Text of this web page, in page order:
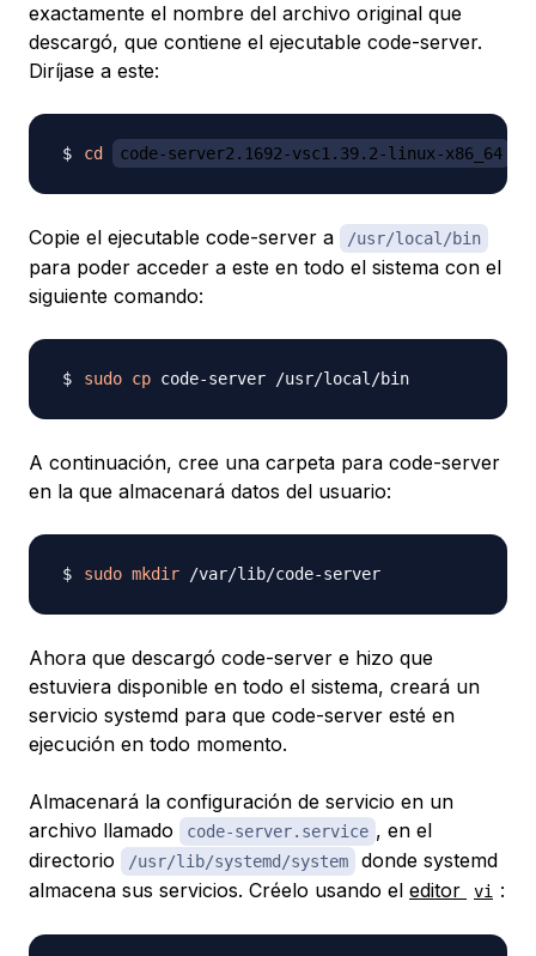
exactamente el nombre del archivo original que
descargó, que contiene el ejecutable code-server.
Diríjase a este:
cd code-server2.1692-vsc1.39.2-linux-x86_64
Copie el ejecutable code-server a /usr/local/bin
para poder acceder a este en todo el sistema con el
siguiente comando:
sudo cp
A continuación, cree una carpeta para code-server
en la que almacenará datos del usuario:
sudo mkdir
Ahora que descargó code-server e hizo que
estuviera disponible en todo el sistema, creará un
servicio systemd para que code-server esté en
ejecución en todo momento.
Almacenará la configuración de servicio en un
archivo llamado
code-server.service , en el
directorio
/usr/lib/systemd/system
donde systemd
almacena sus servicios. Créelo usando el editor vi :